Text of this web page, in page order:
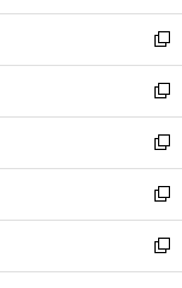
開
く
ウ
で
開
く
ン
ド
ウ
で
開
く
ウ
ィ
ン
ド
ウ
で
開
く
新
し
い
ウ
ィ
ン
ド
ウ
で
開
新
し
い
ウ
ィ
ン
ド
ウ
新
し
い
ウ
ィ
ン
新
し
い
ウ
新
し